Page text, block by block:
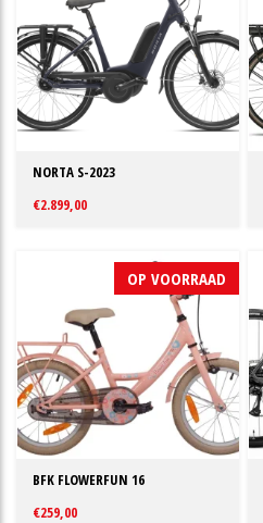
NORTA S-2023
€2.899,00
OP VOORRAAD
BFK FLOWERFUN 16
€259,00